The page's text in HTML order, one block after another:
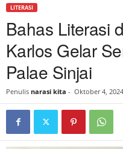
LITERASI
Bahas Literasi
Karlos Gelar
Palae Sinjai
Penulis narasi kita - Oktober 4, 2024